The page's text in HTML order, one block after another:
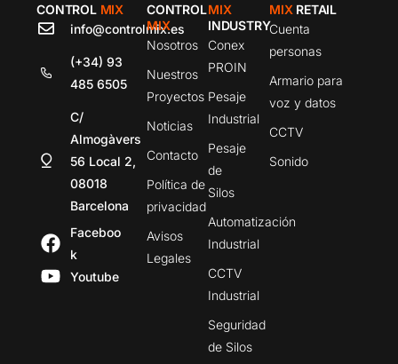
CONTROL MIX
info@controlmix.es
(+34) 93
485 6505
C/
Almogàvers
56 Local 2,
08018
Barcelona
Faceboo
k
Youtube
CONTROL
MIX
Nosotros
Nuestros
Proyectos
Noticias
Contacto
Política de
privacidad
Avisos
Legales
MIX
INDUSTRY
Conex
PROIN
Pesaje
Industrial
Pesaje
de
Silos
Automatización
Industrial
CCTV
Industrial
Seguridad
de Silos
MIX RETAIL
Cuenta
personas
Armario para
voz y datos
CCTV
Sonido